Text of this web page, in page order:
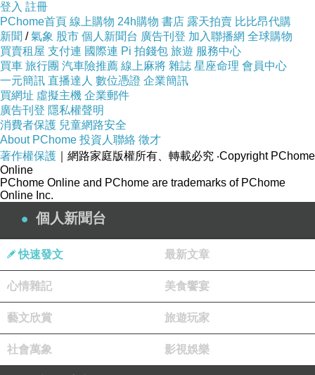
【復活閃耀
的光澤】
Holts鏡面液
體磨光劑，
高級棕櫚蠟
+防止研磨過
微粒研磨劑
去除水垢、
登入 註冊
PChome首頁 線上購物 24h購物 書店 露天拍賣 比比昂代購
新聞 /氣象 股市 個人新聞台 廣告刊登 加入聯播網 全球購物
買賣租屋 支付連 國際連 Pi 拍錢包 旅遊 服務中心
買車 旅行團 汽車險推薦 線上麻將 雜誌 星座命理 會員中心
一元簡訊 直播達人 數位憑證 企業簡訊
買網址 虛擬主機 企業郵件
廣告刊登 隱私權聲明
消費者保護 兒童網路安全
About PChome 投資人聯絡 徵才
著作權保護 ｜網路家庭版權所有、轉載必究 ‧Copyright PChome
Online
PChome Online and PChome are trademarks of PChome
Online Inc.
個人新聞台
快速發文 最新文章
心情雜記 美食饗宴
藝文欣賞 旅遊玩家
社會萬象 影視娛樂